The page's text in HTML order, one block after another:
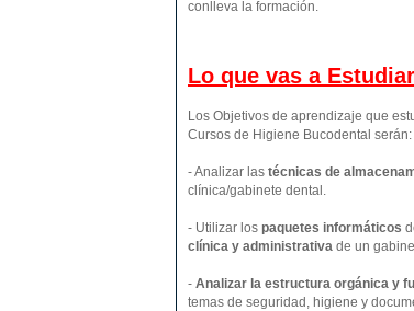
conlleva la formación.
Lo que vas a
Los Objetivos de aprendizaje que
Cursos de Higiene Bucodental serán:
- Analizar las técnicas de
clínica/gabinete dental.
- Utilizar los paquetes informáticos
clínica y administrativa de un
- Analizar la estructura orgánica y
temas de seguridad, higiene y